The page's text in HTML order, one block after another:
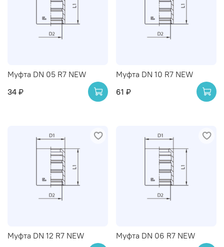
Муфта DN 05 R7 NEW
34 ₽
Муфта DN 10 R7 NEW
61 ₽
Муфта DN 12 R7 NEW
Муфта DN 06 R7 NEW